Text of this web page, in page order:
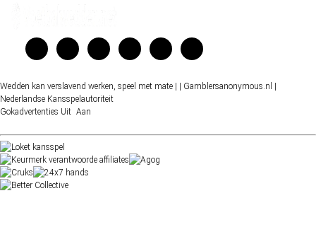
Wedden kan verslavend werken, speel met mate | | Gamblersanonymous.nl
Nederlandse Kansspelautoriteit
Gokadvertenties Uit Aan